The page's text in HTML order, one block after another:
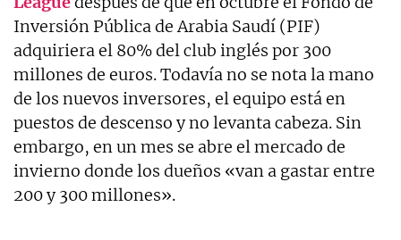
Inversión Pública de Arabia Saudí (PIF)
adquiriera el 80% del club inglés por 300
millones de euros. Todavía no se nota la mano
de los nuevos inversores, el equipo está en
puestos de descenso y no levanta cabeza. Sin
embargo, en un mes se abre el mercado de
invierno donde los dueños «van a gastar entre
200 y 300 millones».